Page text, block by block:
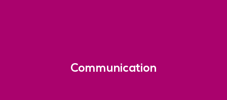
Communication